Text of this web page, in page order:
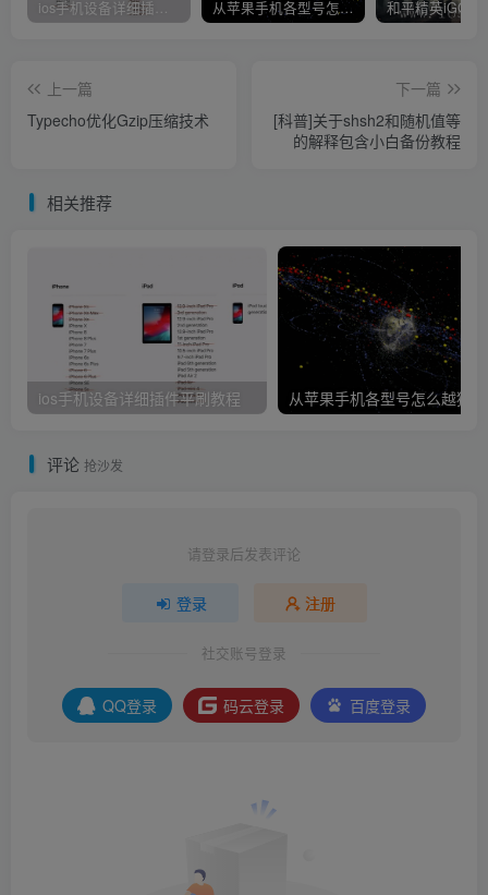
ios手机设备详细插件平刷教程 从苹果手机各型号怎么越狱到怎么开科技完整教程
上一篇
Typecho优化Gzip压缩技术
下一篇
[科普]关于shsh2和随机值等
的解释包含小白备份教程
相关推荐
ios手机设备详细插件平刷教程
评论 抢沙发
请登录后发表评论
登录 注册
社交账号登录
QQ登录 码云登录 百度登录